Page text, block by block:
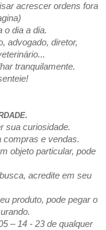
acrescer ordens fora
o dia a dia.
advogado, diretor,
tranquilamente.
sua curiosidade.
compras e vendas.
objeto particular, pode
acredite em seu
produto, pode pegar o
– 14 - 23 de qualquer